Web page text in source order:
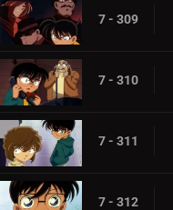
7 - 309
7 - 310
7 - 311
7 - 312